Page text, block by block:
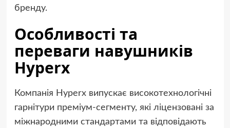
бренду.
Особливості та
переваги навушників
Hyperx
Компанія Hyperx випускає високотехнологічні
гарнітури преміум-сегменту, які ліцензовані за
міжнародними стандартами та відповідають